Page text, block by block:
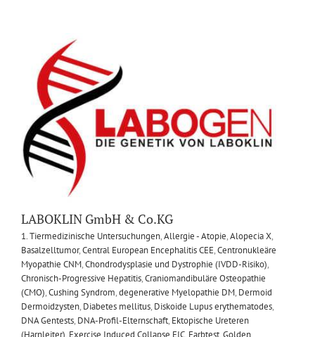
LABOKLIN GmbH & Co.KG
1. Tiermedizinische Untersuchungen,Allergie - Atopie,Alopecia X,
Basalzelltumor,Central European Encephalitis CEE,Centronukleäre
Myopathie CNM,Chondrodysplasie und Dystrophie (IVDD-Risiko),
Chronisch-Progressive Hepatitis,Craniomandibuläre Osteopathie
(CMO),Cushing Syndrom,degenerative Myelopathie DM, Dermoid
Dermoidzysten, Diabetes mellitus, Diskoide Lupus erythematodes,
DNA Gentests, DNA-Profil-Elternschaft, Ektopische Ureteren
(Harnleiter), Exercise Induced Collapse EIC, Farbtest,Golden